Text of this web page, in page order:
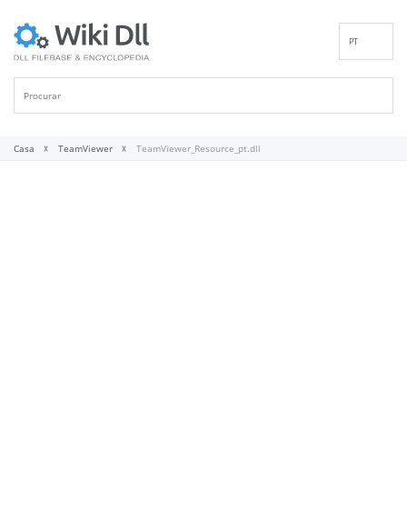
PT
Casa TeamViewer TeamViewer_Resource_pt.dll